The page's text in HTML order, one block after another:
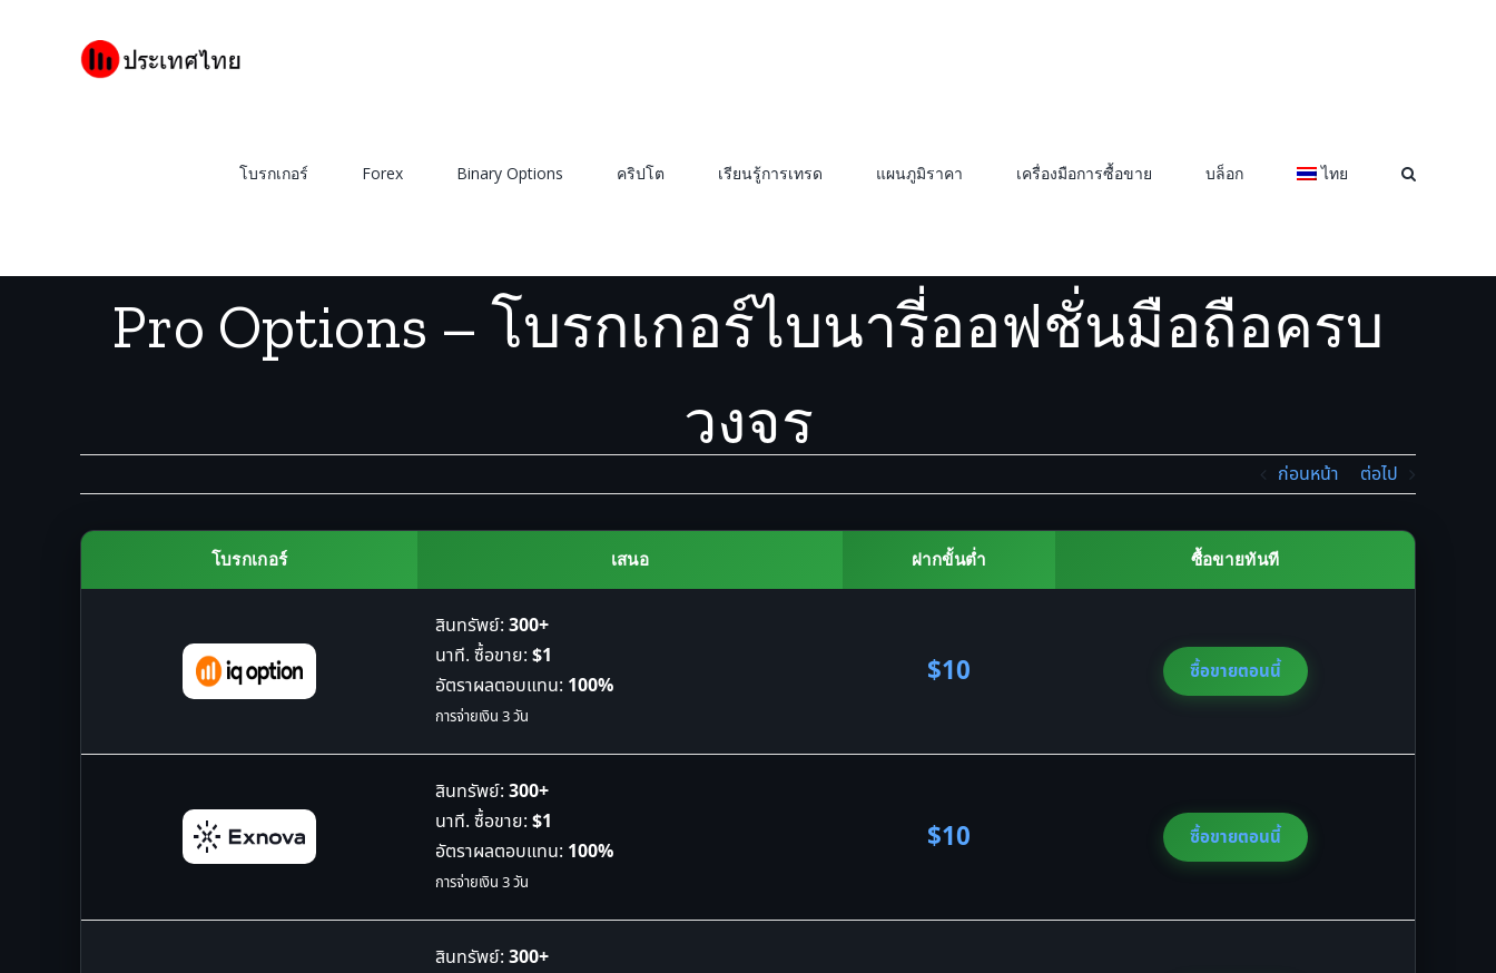
โบรกเกอร์ Forex Binary Options คริปโต เรียนรู้การเทรด แผนภูมิราคา เครื่องมือการซื้อขาย บล็อก ไทย
Pro Options – โบรกเกอร์ไบนารี่ออฟชั่นมือถือครบ
วงจร
ก่อนหน้า ต่อไป
โบรกเกอร์ เสนอ ฝากขั้นต่ำ ซื้อขายทันที
สินทรัพย์: 300+
นาที. ซื้อขาย: $1
อัตราผลตอบแทน: 100%
การจ่ายเงิน 3 วัน
$10 ซื้อขายตอนนี้
สินทรัพย์: 300+
นาที. ซื้อขาย: $1
อัตราผลตอบแทน: 100%
การจ่ายเงิน 3 วัน
$10 ซื้อขายตอนนี้
สินทรัพย์: 300+